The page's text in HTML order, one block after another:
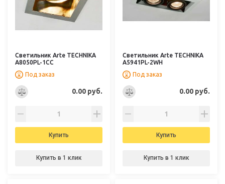
Светильник Arte TECHNIKA
A8050PL-1CC
Под заказ
0.00 руб.
Купить
Купить в 1 клик
Светильник Arte TECHNIKA
A5941PL-2WH
Под заказ
0.00 руб.
Купить
Купить в 1 клик